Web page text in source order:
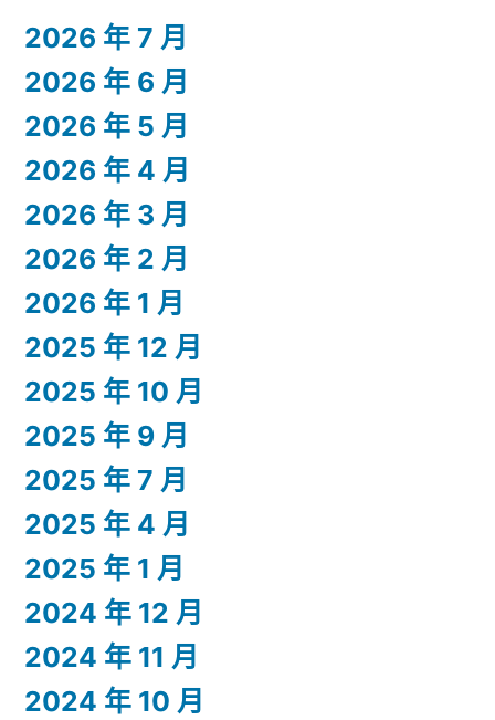
2026 年 7 月
2026 年 6 月
2026 年 5 月
2026 年 4 月
2026 年 3 月
2026 年 2 月
2026 年 1 月
2025 年 12 月
2025 年 10 月
2025 年 9 月
2025 年 7 月
2025 年 4 月
2025 年 1 月
2024 年 12 月
2024 年 11 月
2024 年 10 月